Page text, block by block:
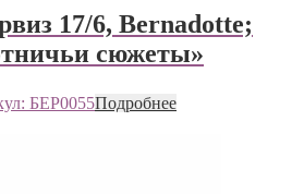
17/6, Bernadotte;
сюжеты»
БЕР0055Подробнее